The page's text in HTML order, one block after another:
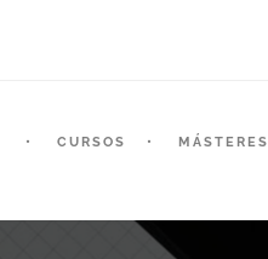
CURSOS MÁSTERES